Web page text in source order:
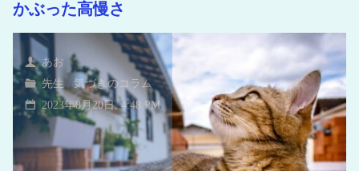
青
球
かぶった高慢さ
あお
先生 / 気づきのコラム
2023年8月20日, 4:48 PM